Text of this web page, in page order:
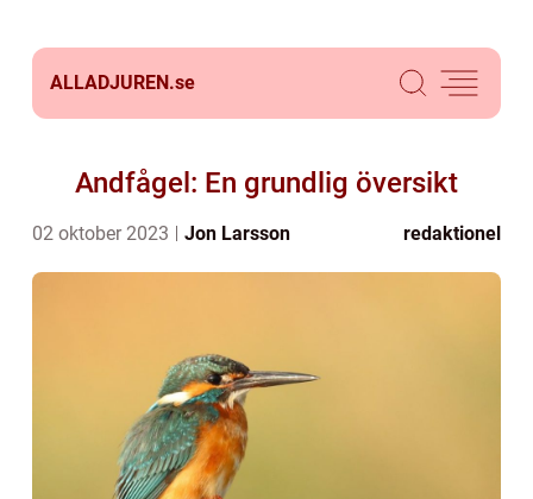
ALLADJUREN.se
Andfågel: En grundlig översikt
02 oktober 2023 Jon Larsson redaktionel